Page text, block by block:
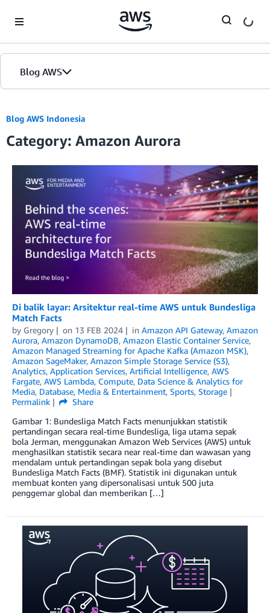
Blog AWS
Beranda
Edisi
Blog AWS Indonesia
Category: Amazon Aurora
Di balik layar: Arsitektur real-time AWS untuk Bundesliga
Match Facts
by Gregory on 13 FEB 2024 in Amazon API Gateway, Amazon
Aurora, Amazon DynamoDB, Amazon Elastic Container Service,
Amazon Managed Streaming for Apache Kafka (Amazon MSK),
Amazon SageMaker, Amazon Simple Storage Service (S3),
Analytics, Application Services, Artificial Intelligence, AWS
Fargate, AWS Lambda, Compute, Data Science & Analytics for
Media, Database, Media & Entertainment, Sports, Storage
Permalink
Share
Gambar 1: Bundesliga Match Facts menunjukkan statistik
pertandingan secara real-time Bundesliga, liga utama sepak
bola Jerman, menggunakan Amazon Web Services (AWS) untuk
menghasilkan statistik secara near real-time dan wawasan yang
mendalam untuk pertandingan sepak bola yang disebut
Bundesliga Match Facts (BMF). Statistik ini digunakan untuk
membuat konten yang dipersonalisasi untuk 500 juta
penggemar global dan memberikan […]